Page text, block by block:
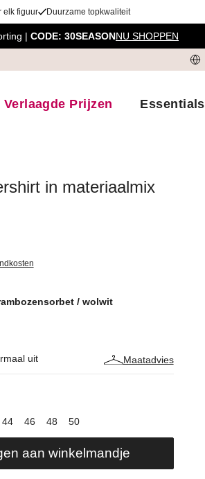
elk figuur Duurzame topkwaliteit
| CODE: 30SEASONNU SHOPPEN
Verlaagde Prijzen Essentials
in materiaalmix
/ wolwit
uit Maatadvies
44 46 48 50
aan winkelmandje